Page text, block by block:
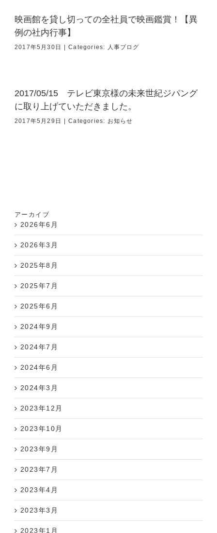
映画館を貸し切っての全社員で映画鑑賞！【異
例の社内行事】
2017年5月30日 Categories: 人事ブログ
2017/05/15 テレビ東京様の未来世紀ジパング
に取り上げていただきました。
2017年5月29日 Categories: お知らせ
アーカイブ
2026年6月
2026年3月
2025年8月
2025年7月
2025年6月
2024年9月
2024年7月
2024年6月
2024年3月
2023年12月
2023年10月
2023年9月
2023年7月
2023年4月
2023年3月
2023年1月